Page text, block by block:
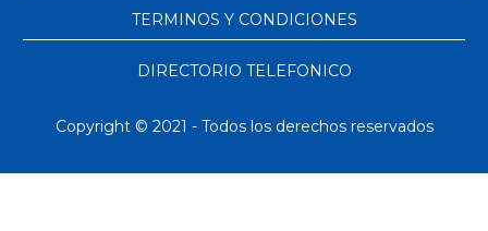
TERMINOS Y CONDICIONES
DIRECTORIO TELEFONICO
Copyright © 2021 - Todos los derechos reservados